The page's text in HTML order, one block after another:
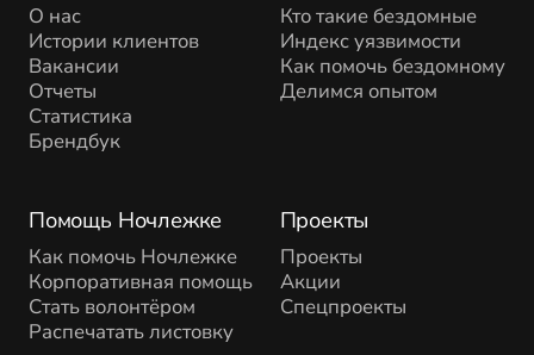
О нас
Истории клиентов
Вакансии
Отчеты
Статистика
Брендбук
Помощь Ночлежке
Как помочь Ночлежке
Корпоративная помощь
Стать волонтёром
Распечатать листовку
Проекты
Проекты
Акции
Спецпроекты
Кто такие бездомные
Индекс уязвимости
Как помочь бездомному
Делимся опытом